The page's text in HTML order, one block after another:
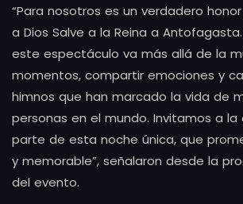
“Para nosotros es un verdadero
a Dios Salve a la Reina a
este espectáculo va más allá de la
momentos, compartir emociones y
himnos que han marcado la vida de
personas en el mundo. Invitamos a
parte de esta noche única, que
y memorable”, señalaron desde la
del evento.